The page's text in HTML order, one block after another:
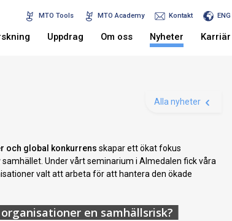
MTO Tools MTO Academy Kontakt ENG
Uppdrag Om oss Nyheter Karriär
Alla nyheter
och global konkurrens skapar ett ökat fokus
Under vårt seminarium i Almedalen fick våra
valt att arbeta för att hantera den ökade
en samhällsrisk?